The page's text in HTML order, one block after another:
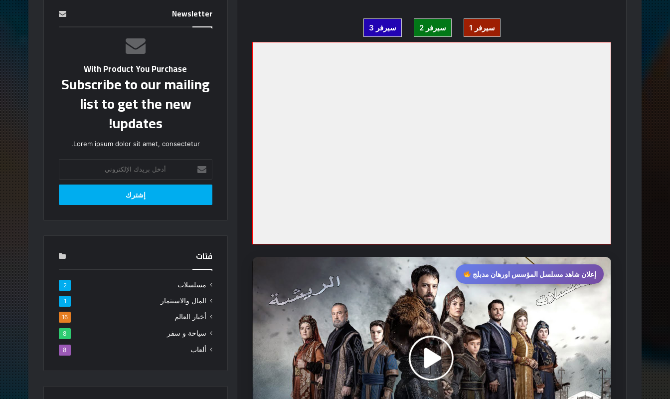
سيرفر 1 سيرفر 2 سيرفر 3
إعلان شاهد مسلسل المؤسس اورهان مدبلج
Newsletter
With Product You Purchase
Subscribe to our mailing
list to get the new
updates!
Lorem ipsum dolor sit amet, consectetur.
بريدك
الإلكتروني
فئات
مسلسلات 2
المال والاستثمار 1
أخبار العالم 16
سياحة و سفر 8
ألعاب 8